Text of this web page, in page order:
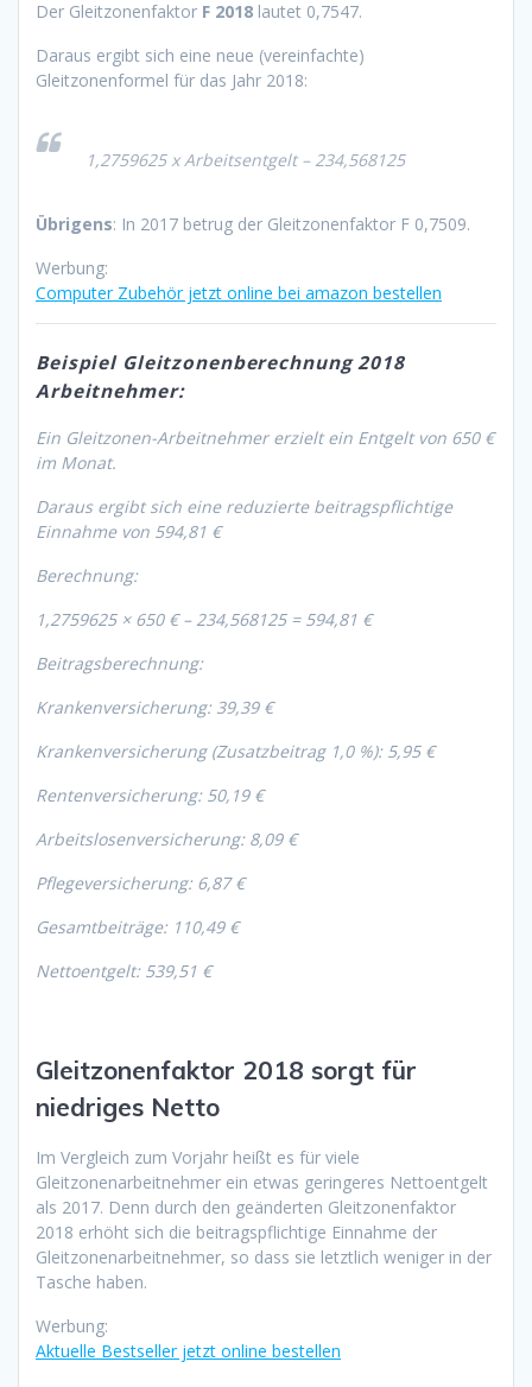
Der Gleitzonenfaktor F 2018 lautet 0,7547.
Daraus ergibt sich eine neue (vereinfachte)
Gleitzonenformel für das Jahr 2018:
1,2759625 x Arbeitsentgelt – 234,568125
Übrigens: In 2017 betrug der Gleitzonenfaktor F 0,7509.
Werbung:
Computer Zubehör jetzt online bei amazon bestellen
Beispiel Gleitzonenberechnung 2018
Arbeitnehmer:
Ein Gleitzonen-Arbeitnehmer erzielt ein Entgelt von 650 €
im Monat.
Daraus ergibt sich eine reduzierte beitragspflichtige
Einnahme von 594,81 €
Berechnung:
1,2759625 × 650 € – 234,568125 = 594,81 €
Beitragsberechnung:
Krankenversicherung: 39,39 €
Krankenversicherung (Zusatzbeitrag 1,0 %): 5,95 €
Rentenversicherung: 50,19 €
Arbeitslosenversicherung: 8,09 €
Pflegeversicherung: 6,87 €
Gesamtbeiträge: 110,49 €
Nettoentgelt: 539,51 €
Gleitzonenfaktor 2018 sorgt für
niedriges Netto
Im Vergleich zum Vorjahr heißt es für viele
Gleitzonenarbeitnehmer ein etwas geringeres Nettoentgelt
als 2017. Denn durch den geänderten Gleitzonenfaktor
2018 erhöht sich die beitragspflichtige Einnahme der
Gleitzonenarbeitnehmer, so dass sie letztlich weniger in der
Tasche haben.
Werbung:
Aktuelle Bestseller jetzt online bestellen